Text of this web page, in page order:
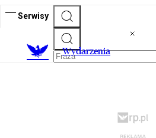
Serwisy
Wydarzenia